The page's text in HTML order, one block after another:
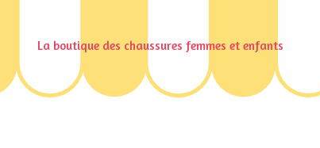
La boutique des chaussures femmes et enfants